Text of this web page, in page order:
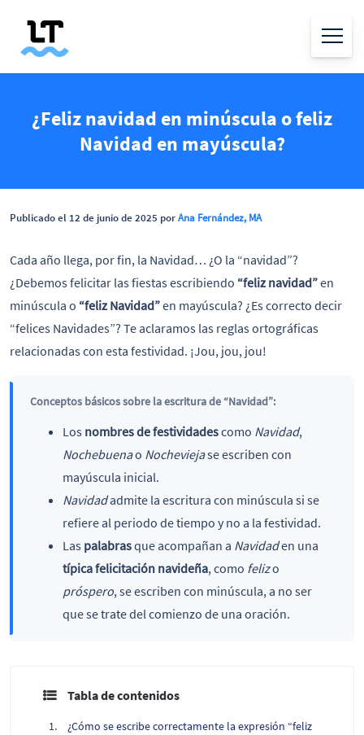
¿Feliz navidad en minúscula o feliz
Navidad en mayúscula?
Publicado el 12 de junio de 2025 porAna Fernández, MA
Cada año llega, por fin, la Navidad… ¿O la “navidad”?
¿Debemos felicitar las fiestas escribiendo “feliz navidad”en
minúscula o “feliz Navidad”en mayúscula? ¿Es correcto decir
“felices Navidades”? Te aclaramos las reglas ortográficas
relacionadas con esta festividad. ¡Jou, jou, jou!
Conceptos básicos sobre la escritura de “Navidad”:
Los nombres de festividadescomo Navidad,
Nochebuenao Nocheviejase escriben con
mayúscula inicial.
Navidadadmite la escritura con minúscula si se
refiere al periodo de tiempo y no a la festividad.
Las palabrasque acompañan a Navidaden una
típica felicitación navideña, como felizo
próspero, se escriben con minúscula, a no ser
que se trate del comienzo de una oración.
Tabla de contenidos
¿Cómo se escribe correctamente la expresión “feliz